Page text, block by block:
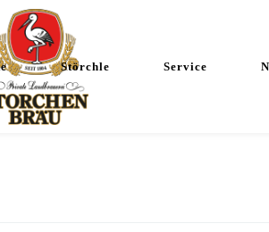
Störchle Service